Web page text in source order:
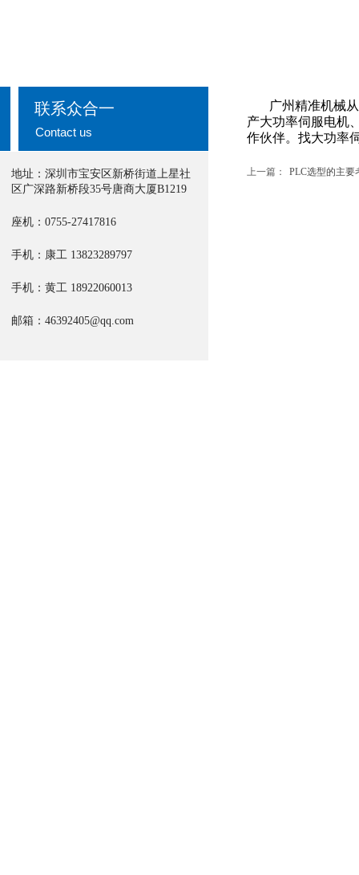
广州精准机械
产大功率伺服电机
作伙伴。找大功率
上一篇： PLC选型的主要
联系众合一
Contact us
地址：深圳市宝安区新桥街道上星社
区广深路新桥段35号唐商大厦B1219
座机：0755-27417816
手机：康工 13823289797​
手机：黄工 18922060013
邮箱：46392405@qq.com